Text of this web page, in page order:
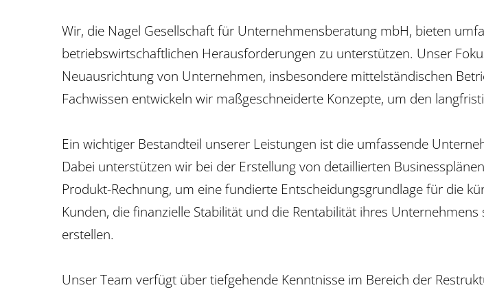
Wir, die Nagel Gesellschaft für Unternehmensberatung mbH, bieten
betriebswirtschaftlichen Herausforderungen zu unterstützen. Unser
Neuausrichtung von Unternehmen, insbesondere mittelständischen
Fachwissen entwickeln wir maßgeschneiderte Konzepte, um den
Ein wichtiger Bestandteil unserer Leistungen ist die umfassende
Dabei unterstützen wir bei der Erstellung von detaillierten
Produkt-Rechnung, um eine fundierte Entscheidungsgrundlage für die
Kunden, die finanzielle Stabilität und die Rentabilität ihres
erstellen.
Unser Team verfügt über tiefgehende Kenntnisse im Bereich der